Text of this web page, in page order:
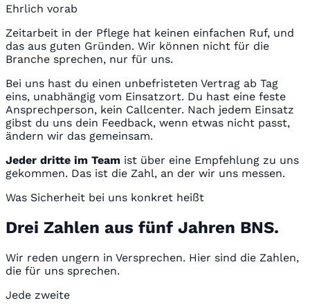
Ehrlich vorab
Zeitarbeit in der Pflege hat keinen einfachen Ruf, und
das aus guten Gründen. Wir können nicht für die
Branche sprechen, nur für uns.
Bei uns hast du einen unbefristeten Vertrag ab Tag
eins, unabhängig vom Einsatzort. Du hast eine feste
Ansprechperson, kein Callcenter. Nach jedem Einsatz
gibst du uns dein Feedback, wenn etwas nicht passt,
ändern wir das gemeinsam.
Jeder dritte im Team ist über eine Empfehlung zu uns
gekommen. Das ist die Zahl, an der wir uns messen.
Was Sicherheit bei uns konkret heißt
Drei Zahlen aus fünf Jahren BNS.
Wir reden ungern in Versprechen. Hier sind die Zahlen,
die für uns sprechen.
Jede zweite